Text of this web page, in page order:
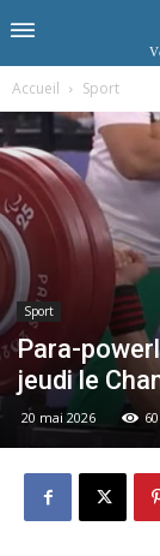
Accueil Sport
Sport
Para-
jeudi le
20 mai 2026 60